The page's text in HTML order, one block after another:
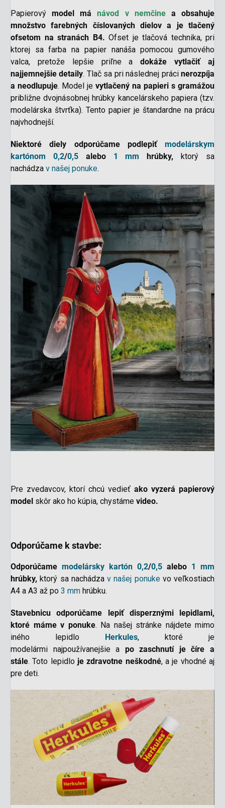
Papierovýmodel mánávod v nemčinea
obsahuje
množstvo farebných číslovaných dielov a je tlačený
ofsetom na stranách B4. Ofset je tlačová technika, pri
ktorej sa farba na papier nanáša pomocou gumového
valca, pretože lepšie priľne adokáževytlačiť aj
najjemnejšie detaily. Tlač sa pri následnej prácinerozpíja
a neodlupuje. Model je vytlačený na papieri s gramážou
približne dvojnásobnej hrúbky kancelárskeho papiera (tzv.
modelárska štvrťka). Tento papier je štandardne na prácu
najvhodnejší.
Niektoré diely odporúčame podlepiť modelárskym
kartónom
0,2/0,5alebo 1 mm hrúbky,ktorý sa
nachádza v našej ponuke.
Pre zvedavcov, ktorí chcú vedieť ako vyzerá papierový
model skôr ako ho kúpia, chystáme video.
Odporúčame k stavbe:
Odporúčame modelársky kartón 0,2/0,5 alebo 1 mm
hrúbky, ktorý sa nachádza v našej ponukevo veľkostiach
A4 a A3 až po 3 mm hrúbku.
Stavebnicuodporúčame lepiť disperznými lepidlami,
ktoré máme v ponuke. Na našej stránke nájdete mimo
iného lepidlo
Herkules, ktoré je
modelármi najpoužívanejšie a po zaschnutí je číre a
stále. Toto lepidloje zdravotne neškodné,a je vhodné aj
pre deti.